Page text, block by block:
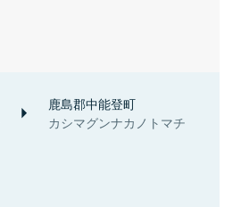
鹿島郡中能登町
カシマグンナカノトマチ